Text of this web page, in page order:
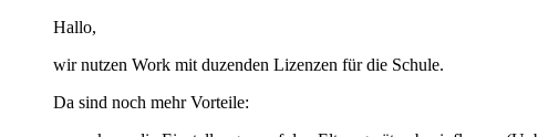
Hallo,
wir nutzen Work mit duzenden Lizenzen für die Schule.
Da sind noch mehr Vorteile: